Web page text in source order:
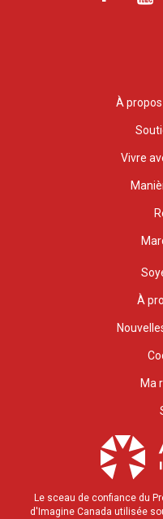
À
Vivre
À
Ma
Le sceau de confiance du
d'Imagine Canada utilisée